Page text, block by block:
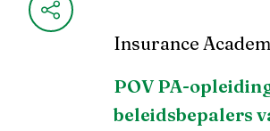
Insurance
POV PA-
beleidsbepalers